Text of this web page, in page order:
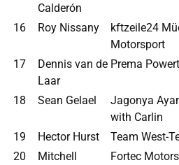
Calderón
16 Roy Nissany
kftzeile24
Motorsport
17
Dennis van de
Laar
Prema
18 Sean Gelael
Jagonya
with Carlin
19 Hector Hurst Team West-
20
Mitchell
Fortec